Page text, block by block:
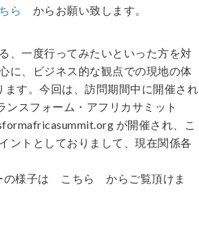
ら
からお願い致します。
、一度行ってみたいといった方を対
に、ビジネス的な観点での現地の体
す。今回は、訪問期間中に開催され
スフォーム・アフリカサミット
が開催され、こ
ントとしておりまして、現在関係各
の様子は こちら からご覧頂けま